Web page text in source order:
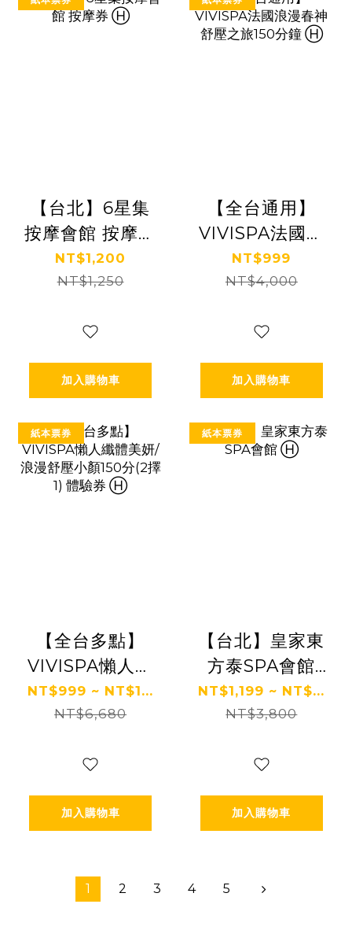
【台北】6星集
按摩會館 按摩券
Ⓗ
NT$1,200
NT$1,250
加入購物車
【全台通用】
VIVISPA法國浪
漫春神舒壓之旅
150分鐘 Ⓗ
NT$999
NT$4,000
加入購物車
紙本票券
【全台多點】
VIVISPA懶人纖
體美妍/浪漫舒
壓小顏150分(2
NT$999 ~ NT$1...
NT$6,680
加入購物車
紙本票券
【台北】皇家東
方泰SPA會館
Ⓗ
NT$1,199 ~ NT$...
NT$3,800
加入購物車
1 2 3 4 5